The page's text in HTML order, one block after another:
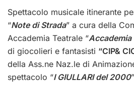
Spettacolo musicale itinerante
“Note di Strada” a cura della
Accademia Teatrale “Accademia
di giocolieri e fantasisti “CIP&
della Ass.ne Naz.le di
spettacolo “I GIULLARI del 2000”